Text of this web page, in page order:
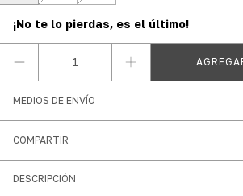
¡No te lo pierdas, es el último!
MEDIOS DE ENVÍO
COMPARTIR
DESCRIPCIÓN